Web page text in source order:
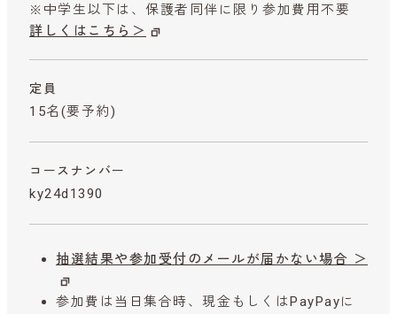
※中学生以下は、保護者同伴に限り参加費用不要
詳しくはこちら＞
定員
15名(要予約)
コースナンバー
ky24d1390
抽選結果や参加受付のメールが届かない場合 ＞
参加費は当日集合時、現金もしくはPayPayに